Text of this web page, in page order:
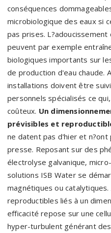
conséquences
microbiologique des eaux si
pas prises.
peuvent par exemple
biologiques importants sur
de production d'eau chaude.
installations doivent être
personnels spécialisés ce
coûteux. Un
prévisibles et
ne datent pas d'hier et n?ont
presse. Reposant sur des
électrolyse galvanique,
solutions ISB Water se
magnétiques ou
reproductibles liés à un
efficacité repose sur une
hyper-turbulent générant